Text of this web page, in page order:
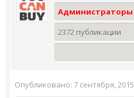
Администраторы
2372 публикации
Опубликовано: 7 сентября, 2015